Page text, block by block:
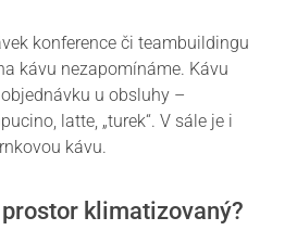
konference či teambuildingu
kávu nezapomínáme. Kávu
u obsluhy –
latte, „turek“. V sále je i
kávu.
klimatizovaný?